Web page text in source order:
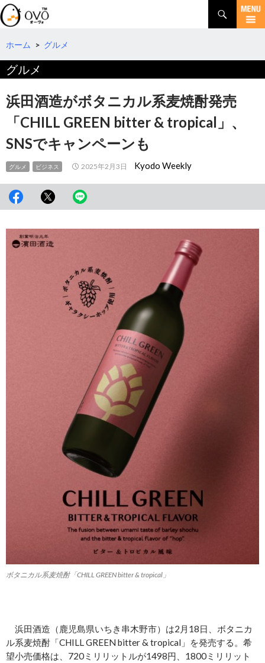
検
索
コ
テ
ツ
へ
移
動
ホーム > グルメ
グルメ
浜田酒造がボタニカル系麦焼酎発売
「CHILL GREEN bitter & tropical」、
SNSでキャンペーンも
グルメ ビジネス 2025年2月3日 Kyodo Weekly
ボタニカル系麦焼酎「CHILL GREEN bitter & tropical」
浜田酒造（鹿児島県いちき串木野市）は2月18日、ボタニカ
ル系麦焼酎「CHILL GREEN bitter & tropical」を発売する。希
望小売価格は、720ミリリットルが1498円、1800ミリリット